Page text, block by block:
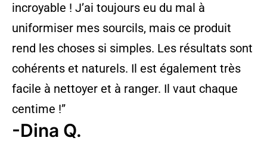
incroyable ! J’ai toujours eu du mal à
uniformiser mes sourcils, mais ce produit
rend les choses si simples. Les résultats sont
cohérents et naturels. Il est également très
facile à nettoyer et à ranger. Il vaut chaque
centime !”
-Dina Q.